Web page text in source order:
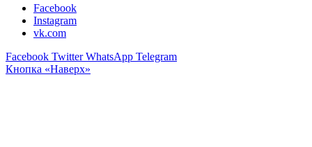
Facebook
Instagram
vk.com
Facebook Twitter WhatsApp Telegram
Кнопка «Наверх»